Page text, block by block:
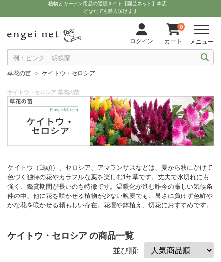
植物とガーデン用品の通販サイト【園芸ネット】本店
どなたでも購入頂けます
ログイン
0
カート メニュー
草花の苗 ケイトウ・セロシア
ケイトウ・セロシア:草花の苗
ケイトウ（鶏頭）、セロシア、アマランサスなどは、夏から秋にかけて
色づく独特の花やカラフルな葉を楽しむ1年草です。丈夫で水切れにも
強く、鑑賞期間が長いのも特徴です。温暖化が進む昨今の厳しい気候条
件の中、他に花を咲かせる植物が少ない晩夏でも、暑さに負けず色鮮や
かな花を咲かせる頼もしい存在。花壇や鉢植え、切花におすすめです。
ケイトウ・セロシア の商品一覧
並び順: